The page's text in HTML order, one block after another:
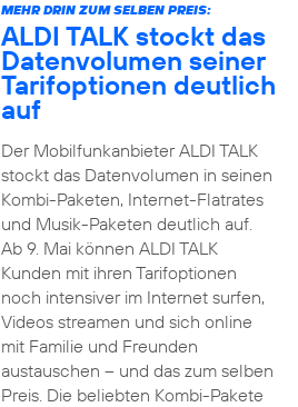
MEHR DRIN ZUM SELBEN PREIS:
ALDI TALK stockt das
Datenvolumen seiner
Tarifoptionen deutlich
auf
Der Mobilfunkanbieter ALDI TALK
stockt das Datenvolumen in seinen
Kombi-Paketen, Internet-Flatrates
und Musik-Paketen deutlich auf.
Ab 9. Mai können ALDI TALK
Kunden mit ihren Tarifoptionen
noch intensiver im Internet surfen,
Videos streamen und sich online
mit Familie und Freunden
austauschen – und das zum selben
Preis. Die beliebten Kombi-Pakete